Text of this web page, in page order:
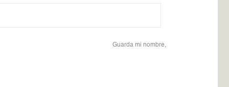
Guarda mi nombre,